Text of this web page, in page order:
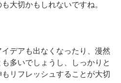
大切かもしれないですね。
デアも出なくなったり、漫然
多いでしょうし、しっかりと
リフレッシュすることが大切